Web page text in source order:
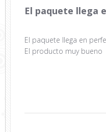
El paquete llega
El paquete llega en
El producto muy bueno